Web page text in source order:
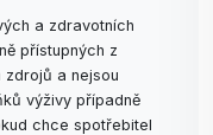
a zdravotních
přístupných z
zdrojů a nejsou
výživy případně
chce spotřebitel